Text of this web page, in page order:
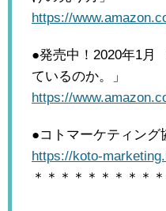
https://
●発売中！2020年1月
ているのか。」
https://
●コトマーケティング
https://koto-
＊＊＊＊＊＊＊＊＊